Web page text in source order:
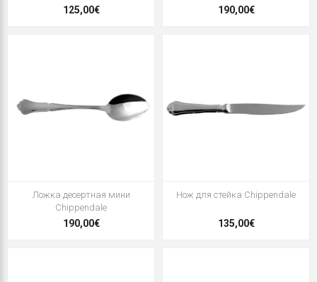
125,00€ 190,00€
Ложка десертная мини
Chippendale
190,00€
Нож для стейка Chippendale
135,00€